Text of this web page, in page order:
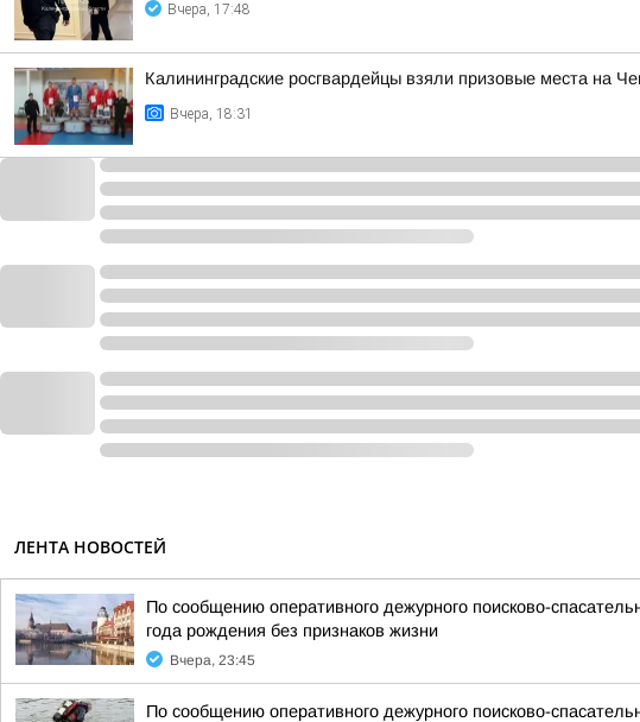
Вчера, 17:48
Калининградские росгвардейцы взяли призовые места на
Вчера, 18:31
ЛЕНТА НОВОСТЕЙ
По сообщению оперативного дежурного поисково-
года рождения без признаков жизни
Вчера, 23:45
По сообщению оперативного дежурного поисково-